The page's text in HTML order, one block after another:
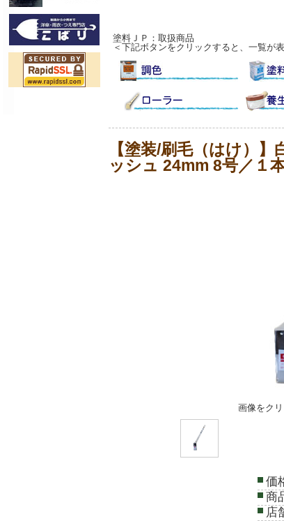
塗料ＪＰ：取扱商品
＜下記ボタンをクリックすると、一覧が
【塗装/刷毛（はけ）
ッシュ 24mm 8号／１
画像をク
価
商
店